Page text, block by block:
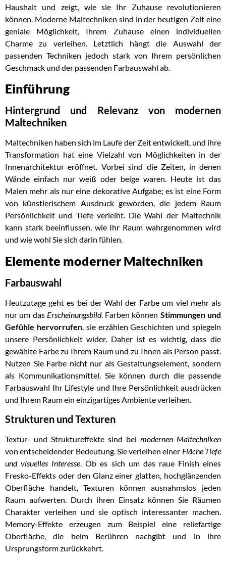
Haushalt und zeigt, wie sie Ihr Zuhause revolutionieren
können. Moderne Maltechniken sind in der heutigen Zeit eine
geniale Möglichkeit, Ihrem Zuhause einen individuellen
Charme zu verleihen. Letztlich hängt die Auswahl der
passenden Techniken jedoch stark von Ihrem persönlichen
Geschmack und der passenden Farbauswahl ab.
Einführung
Hintergrund und Relevanz von modernen
Maltechniken
Maltechniken haben sich im Laufe der Zeit entwickelt, und ihre
Transformation hat eine Vielzahl von Möglichkeiten in der
Innenarchitektur eröffnet. Vorbei sind die Zeiten, in denen
Wände einfach nur weiß oder beige waren. Heute ist das
Malen mehr als nur eine dekorative Aufgabe; es ist eine Form
von künstlerischem Ausdruck geworden, die jedem Raum
Persönlichkeit und Tiefe verleiht. Die Wahl der Maltechnik
kann stark beeinflussen, wie Ihr Raum wahrgenommen wird
und wie wohl Sie sich darin fühlen.
Elemente moderner Maltechniken
Farbauswahl
Heutzutage geht es bei der Wahl der Farbe um viel mehr als
nur um das Erscheinungsbild. Farben können Stimmungen und
Gefühle hervorrufen, sie erzählen Geschichten und spiegeln
unsere Persönlichkeit wider. Daher ist es wichtig, dass die
gewählte Farbe zu Ihrem Raum und zu Ihnen als Person passt.
Nutzen Sie Farbe nicht nur als Gestaltungselement, sondern
als Kommunikationsmittel. Sie können durch die passende
Farbauswahl Ihr Lifestyle und Ihre Persönlichkeit ausdrücken
und Ihrem Raum ein einzigartiges Ambiente verleihen.
Strukturen und Texturen
Textur- und Struktureffekte sind bei modernen Maltechniken
von entscheidender Bedeutung. Sie verleihen einer Fläche Tiefe
und visuelles Interesse. Ob es sich um das raue Finish eines
Fresko-Effekts oder den Glanz einer glatten, hochglänzenden
Oberfläche handelt, Texturen können ausnahmslos jeden
Raum aufwerten. Durch ihren Einsatz können Sie Räumen
Charakter verleihen und sie optisch interessanter machen.
Memory-Effekte erzeugen zum Beispiel eine reliefartige
Oberfläche, die beim Berühren nachgibt und in ihre
Ursprungsform zurückkehrt.